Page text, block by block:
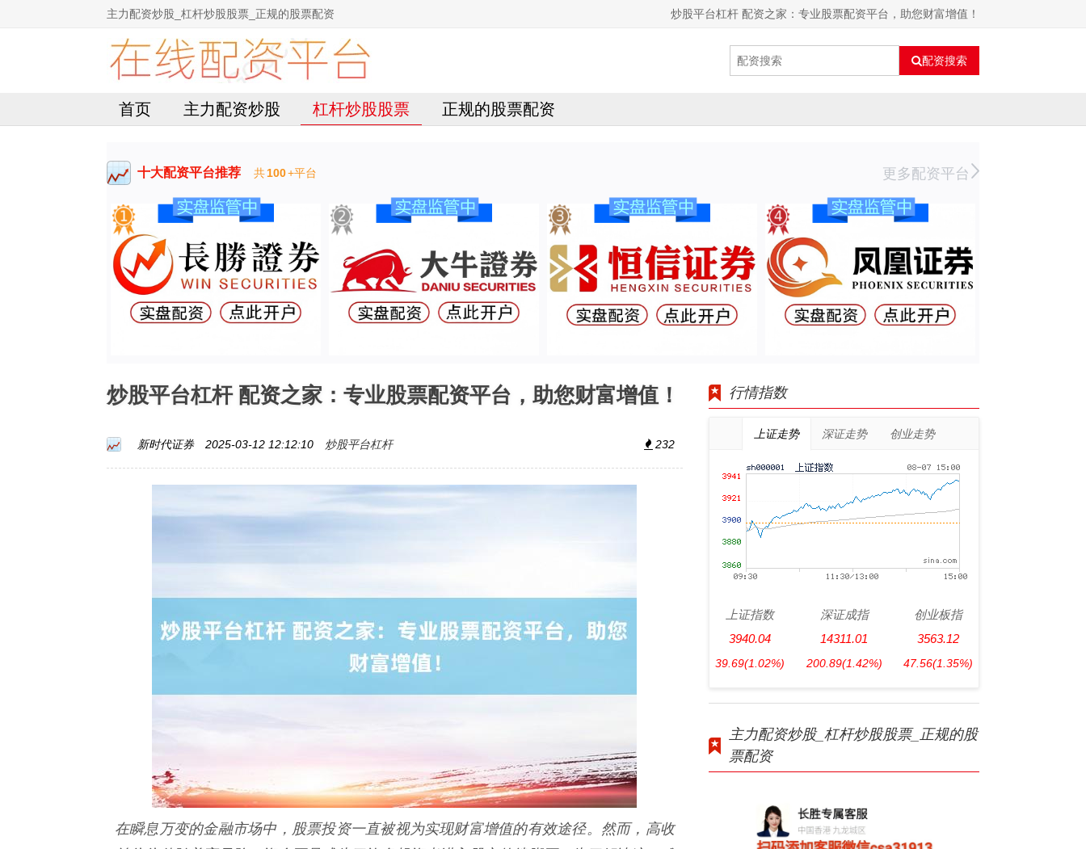
主力配资炒股_杠杆炒股股票_正规的股票配资 炒股平台杠杆 配资之家：专业股票配资平台，助您财富增值！
配资搜索
首页 主力配资炒股 杠杆炒股股票 正规的股票配资
十大配资平台推荐 共100+平台 更多配资平台
炒股平台杠杆 配资之家：专业股票配资平台，助您财富增值！
新时代证券 2025-03-12 12:12:10 炒股平台杠杆 232
在瞬息万变的金融市场中，股票投资一直被视为实现财富增值的有效途径。然而，高收
行情指数
上证走势 深证走势 创业走势
上证指数
3940.04
39.69(1.02%)
深证成指
14311.01
200.89(1.42%)
创业板指
3563.12
47.56(1.35%)
主力配资炒股_杠杆炒股股票_正规的股
票配资